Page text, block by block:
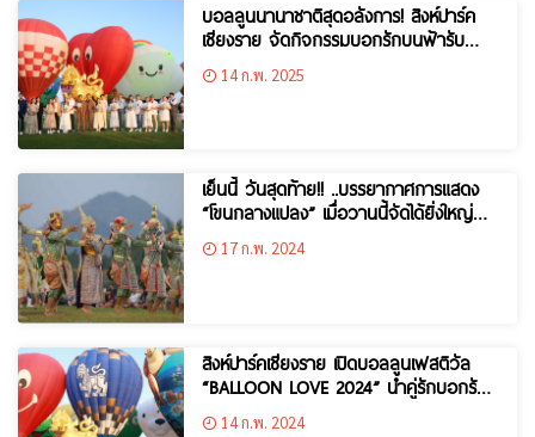
บอลลูนนานาชาติสุดอลังการ! สิงห์ปาร์ค
เชียงราย จัดกิจกรรมบอกรักบนฟ้ารับ
วาเลนไทน์ 2025
14 ก.พ. 2025
เย็นนี้ วันสุดท้าย!! ..บรรยากาศการแสดง
“โขนกลางแปลง” เมื่อวานนี้จัดได้ยิ่งใหญ่
ใกล้ชิดคนดู อลังการสมการรอคอย.. ไปดู
กันได้ที่ งานเทศกาลบอลลูนนานาชาติ สิงห์
17 ก.พ. 2024
สิงห์ปาร์คเชียงราย เปิดบอลลูนเฟสติวัล
“BALLOON LOVE 2024” นำคู่รักบอกรัก
ลอยฟ้ารับวาเลนไทน์
14 ก.พ. 2024